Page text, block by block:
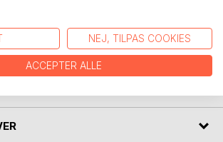
om vinkel, perspektiv eller
...
NEJ, TILPAS COOKIES
ACCEPTER ALLE